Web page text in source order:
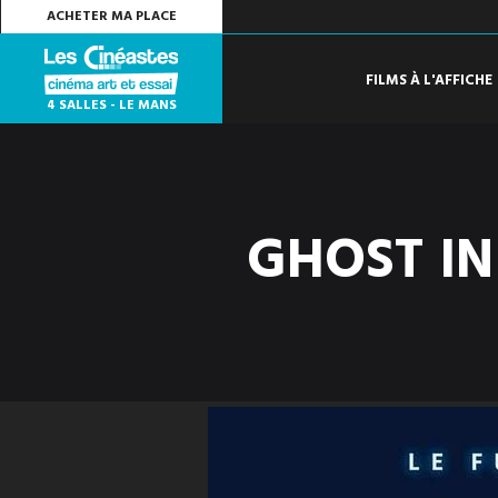
ACHETER MA PLACE
4 SALLES - LE MANS
FILMS À L'AFFICHE
GHOST